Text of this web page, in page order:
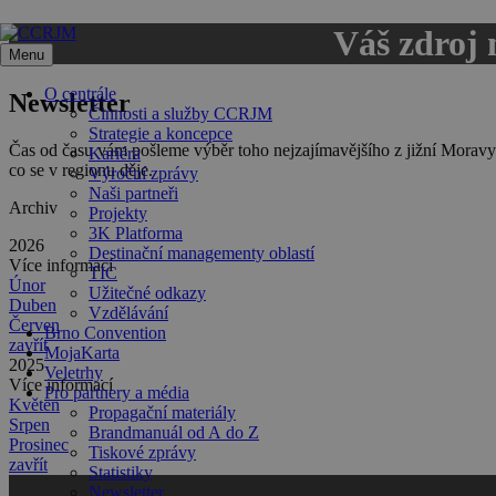
Přeskočit
na
obsah
Menu
O centrále
Činnosti a služby CCRJM
Strategie a koncepce
Kariéra
Výroční zprávy
Naši partneři
Projekty
3K Platforma
Destinační managementy oblastí
TIC
Užitečné odkazy
Vzdělávání
Brno Convention
MojaKarta
Veletrhy
Pro partnery a média
Propagační materiály
Brandmanuál od A do Z
Tiskové zprávy
Statistiky
Váš zdroj
Newsletter
Čas od času vám pošleme výběr toho nejzajímavějšího z jižní
co se v regionu děje.
Archiv
2026
Více informací
Únor
Duben
Červen
zavřít
2025
Více informací
Květen
Srpen
Prosinec
zavřít